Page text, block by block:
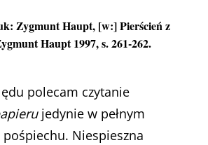
Zygmunt Haupt, [w:] Pierścień z
Haupt 1997, s. 261-262.
polecam czytanie
jedynie w pełnym
Niespieszna